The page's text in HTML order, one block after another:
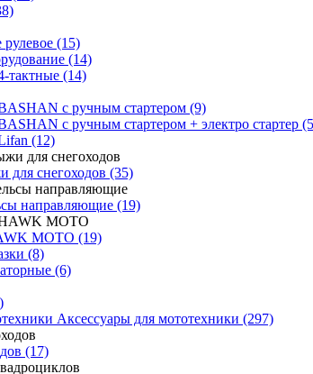
(15)
(14)
тактные (14)
с ручным стартером (9)
с ручным стартером + электро стартер
(12)
для снегоходов (35)
направляющие (19)
MOTO (19)
(8)
(6)
Аксессуары для мототехники (297)
(17)